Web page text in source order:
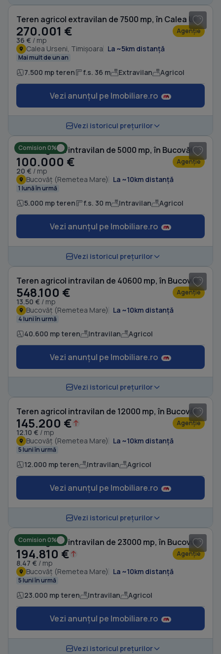
Teren agricol extravilan de 7500 mp, în Calea Urseni
270.001 €
36 € / mp
Agenție
Calea Urseni, Timișoara La ~5km distanță
Mai mult de un an
7.500 mp teren f.s. 36 m Extravilan Agricol
Vezi anunțul pe Imobiliare.ro
Vezi istoricul prețurilor
Comision 0% Teren agricol intravilan de 5000 mp, în Bucovăț (Remetea Mare)
100.000 €
20 € / mp
Agenție
Bucovăț (Remetea Mare) La ~10km distanță
1 lună în urmă
5.000 mp teren f.s. 30 m Intravilan Agricol
Vezi anunțul pe Imobiliare.ro
Vezi istoricul prețurilor
Teren agricol intravilan de 40600 mp, în Bucovăț (Remetea Mare)
548.100 €
13.50 € / mp
Agenție
Bucovăț (Remetea Mare) La ~10km distanță
4 luni în urmă
40.600 mp teren Intravilan Agricol
Vezi anunțul pe Imobiliare.ro
Vezi istoricul prețurilor
Teren agricol intravilan de 12000 mp, în Bucovăț (Remetea Mare)
145.200 €
12.10 € / mp
Agenție
Bucovăț (Remetea Mare) La ~10km distanță
5 luni în urmă
12.000 mp teren Intravilan Agricol
Vezi anunțul pe Imobiliare.ro
Vezi istoricul prețurilor
Comision 0% Teren agricol intravilan de 23000 mp, în Bucovăț (Remetea Mare)
194.810 €
8.47 € / mp
Agenție
Bucovăț (Remetea Mare) La ~10km distanță
5 luni în urmă
23.000 mp teren Intravilan Agricol
Vezi anunțul pe Imobiliare.ro
Vezi istoricul prețurilor